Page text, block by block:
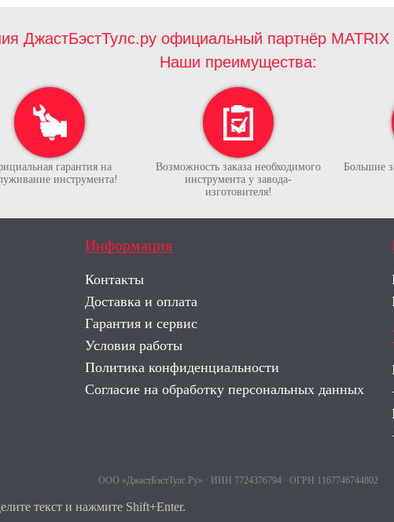
ДжастБэстТулс.ру официальный партнёр
Наши преимущества:
гарантия на
инструмента!
Возможность заказа необходимого
инструмента у завода-
изготовителя!
Большие
Информация
Контакты
Доставка и оплата
Гарантия и сервис
Условия работы
Политика конфиденциальности
Согласие на обработку персональных данных
ООО «ДжастБэстТулс.Ру» · ИНН 7724376794 · ОГРН 1167746744802
текст и нажмите Shift+Enter.